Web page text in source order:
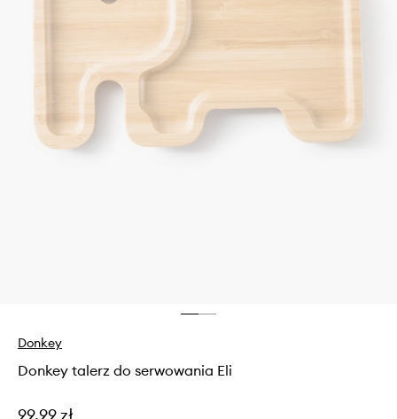
Donkey
Donkey talerz do serwowania Eli